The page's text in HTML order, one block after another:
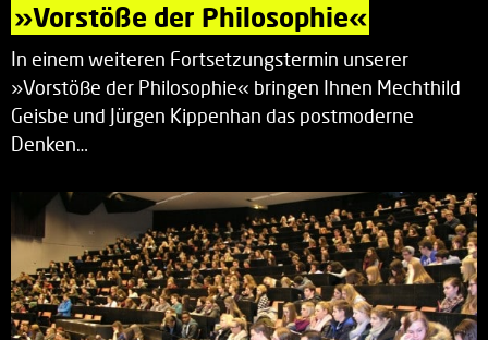
»Vorstöße der Philosophie«
In einem weiteren Fortsetzungstermin unserer
»Vorstöße der Philosophie« bringen Ihnen Mechthild
Geisbe und Jürgen Kippenhan das postmoderne
Denken…